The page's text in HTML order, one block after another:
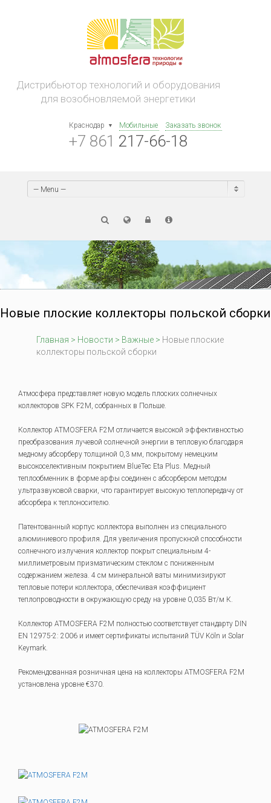
Дистрибьютор технологий и оборудования
для возобновляемой энергетики
Краснодар Мобильные Заказать звонок
+7 861 217-66-18
— Menu —
Новые плоские коллекторы польской сборки
Главная > Новости > Важные > Новые плоские
коллекторы польской сборки
Атмосфера представляет новую модель плоских солнечных
коллекторов SPK F2M, собранных в Польше.
Коллектор ATMOSFERA F2M отличается высокой эффективностью
преобразования лучевой солнечной энергии в тепловую благодаря
медному абсорберу толщиной 0,3 мм, покрытому немецким
высокоселективным покрытием BlueTec Eta Plus. Медный
теплообменник в форме арфы соединен с абсорбером методом
ультразвуковой сварки, что гарантирует высокую теплопередачу от
абсорбера к теплоносителю.
Патентованный корпус коллектора выполнен из специального
алюминиевого профиля. Для увеличения пропускной способности
солнечного излучения коллектор покрыт специальным 4-
миллиметровым призматическим стеклом с пониженным
содержанием железа. 4 см минеральной ваты минимизируют
тепловые потери коллектора, обеспечивая коэффициент
теплопроводности в окружающую среду на уровне 0,035 Вт/м К.
Коллектор ATMOSFERA F2M полностью соответствует стандарту DIN
EN 12975-2: 2006 и имеет сертификаты испытаний TÜV Köln и Solar
Keymark.
Рекомендованная розничная цена на коллекторы ATMOSFERA F2M
установлена уровне €370.